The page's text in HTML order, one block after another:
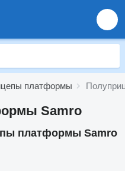
платформы
Samro
платформы Samro